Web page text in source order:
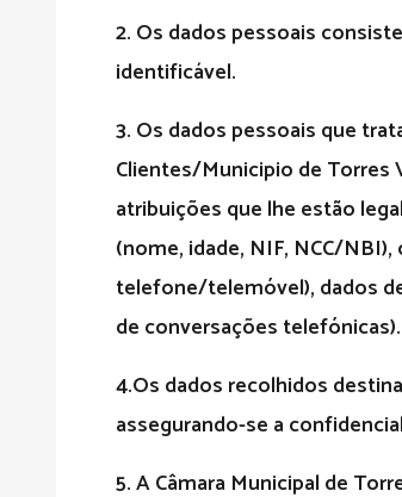
2. Os dados pessoais
identificável.
3. Os dados pessoais que
Clientes/Municipio de Torres
atribuições que lhe estão
(nome, idade, NIF, NCC/
telefone/telemóvel), dados
de conversações telefónicas).
4.Os dados recolhidos
assegurando-se a
5.A Câmara Municipal de